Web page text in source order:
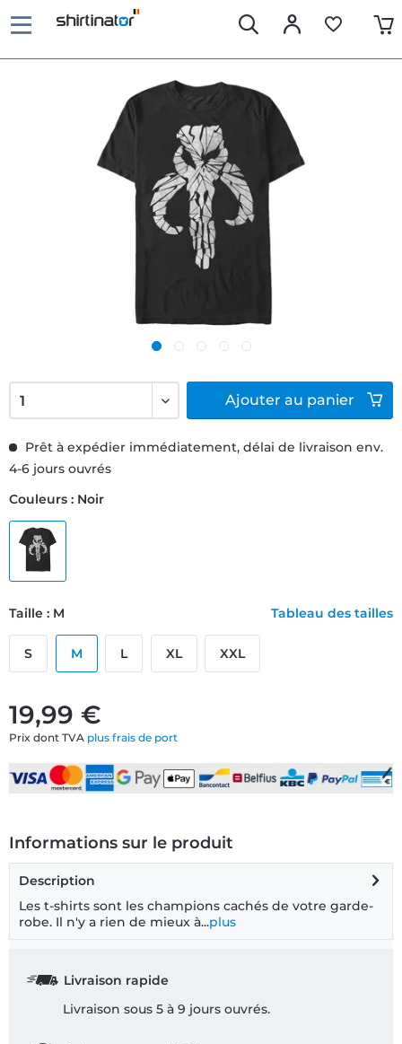
19,99 €
Prix dont TVA plus frais de port
Prêt à expédier immédiatement, délai de livraison env.
4-6 jours ouvrés
Couleurs : Noir
Taille : M Tableau des tailles
S M L XL XXL
Ajouter au panier
Informations sur le produit
Description
Les t-shirts sont les champions cachés de votre garde-
robe. Il n'y a rien de mieux à...plus
Livraison rapide
Livraison sous 5 à 9 jours ouvrés.